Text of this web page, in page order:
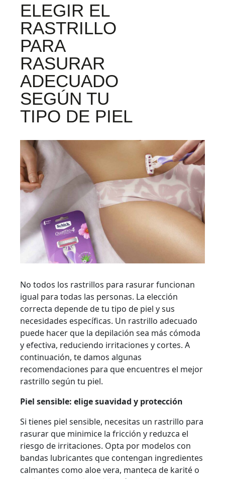
ELEGIR EL
RASTRILLO
PARA
RASURAR
ADECUADO
SEGÚN TU
TIPO DE PIEL
No todos los rastrillos para rasurar funcionan
igual para todas las personas. La elección
correcta depende de tu tipo de piel y sus
necesidades específicas. Un rastrillo adecuado
puede hacer que la depilación sea más cómoda
y efectiva, reduciendo irritaciones y cortes. A
continuación, te damos algunas
recomendaciones para que encuentres el mejor
rastrillo según tu piel.
Piel sensible: elige suavidad y protección
Si tienes piel sensible, necesitas un rastrillo para
rasurar que minimice la fricción y reduzca el
riesgo de irritaciones. Opta por modelos con
bandas lubricantes que contengan ingredientes
calmantes como aloe vera, manteca de karité o